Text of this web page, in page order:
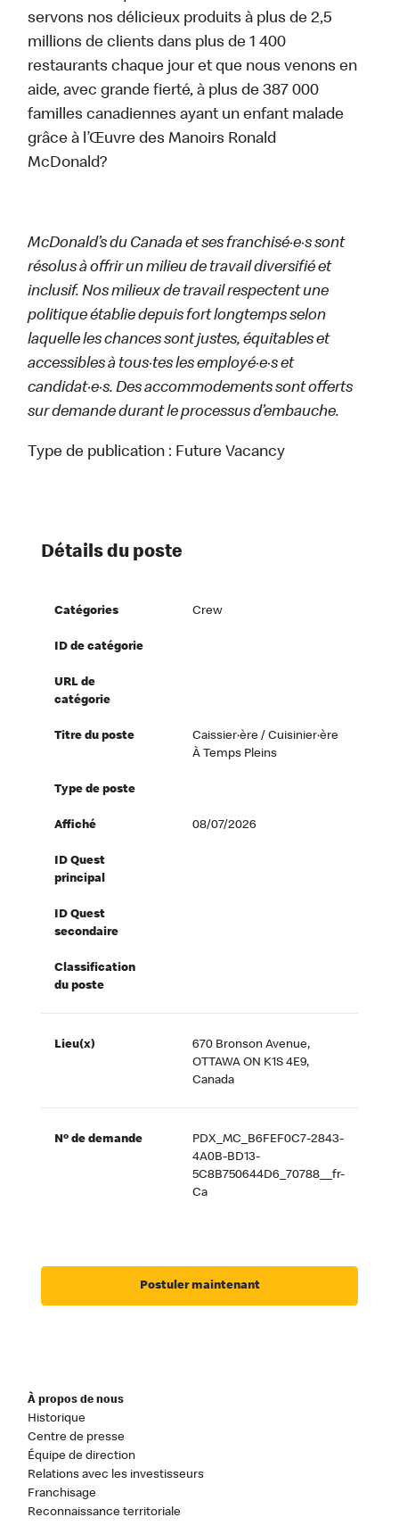
servons nos délicieux produits à plus de 2,5
millions de clients dans plus de 1 400
restaurants chaque jour et que nous venons en
aide, avec grande fierté, à plus de 387 000
familles canadiennes ayant un enfant malade
grâce à l’Œuvre des Manoirs Ronald
McDonald?
McDonald’s du Canada et ses franchisé·e·s sont
résolus à offrir un milieu de travail diversifié et
inclusif. Nos milieux de travail respectent une
politique établie depuis fort longtemps selon
laquelle les chances sont justes, équitables et
accessibles à tous·tes les employé·e·s et
candidat·e·s. Des accommodements sont offerts
sur demande durant le processus d’embauche.
Type de publication : Future Vacancy
Détails du poste
Catégories Crew
ID de catégorie
URL de
catégorie
Titre du poste
Caissier·ère / Cuisinier·ère
À Temps Pleins
Type de poste
Affiché 08/07/2026
ID Quest
principal
ID Quest
secondaire
Classification
du poste
Lieu(x)
670 Bronson Avenue,
OTTAWA ON K1S 4E9,
Canada
Nº de demande
PDX_MC_B6FEF0C7-2843-
4A0B-BD13-
5C8B750644D6_70788__fr-
Ca
Postuler maintenant
À propos de nous
Historique
Centre de presse
Équipe de direction
Relations avec les investisseurs
Franchisage
Reconnaissance territoriale